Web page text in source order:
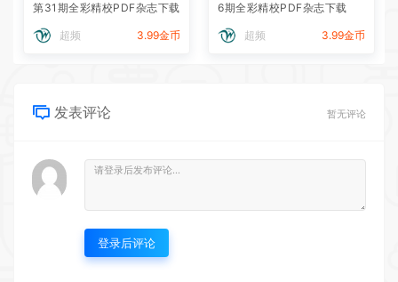
第31期全彩精校PDF杂志下载
超频 3.99金币
6期全彩精校PDF杂志下载
超频 3.99金币
发表评论 暂无评论
登录后评论